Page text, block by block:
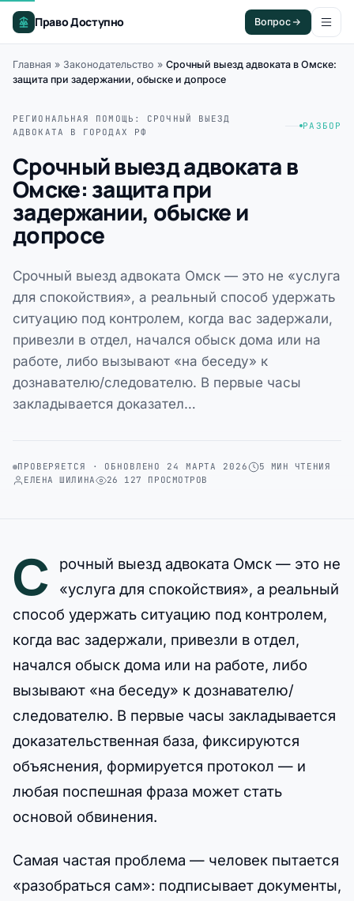
Право Доступно Вопрос
Главная » Законодательство » Срочный выезд адвоката в Омске:
защита при задержании, обыске и допросе
РЕГИОНАЛЬНАЯ ПОМОЩЬ: СРОЧНЫЙ ВЫЕЗД
АДВОКАТА В ГОРОДАХ РФ
РАЗБОР
Срочный выезд адвоката в
Омске: защита при
задержании, обыске и
допросе
Срочный выезд адвоката Омск — это не «услуга
для спокойствия», а реальный способ удержать
ситуацию под контролем, когда вас задержали,
привезли в отдел, начался обыск дома или на
работе, либо вызывают «на беседу» к
дознавателю/следователю. В первые часы
закладывается доказател…
ПРОВЕРЯЕТСЯ · ОБНОВЛЕНО 24 МАРТА 2026
5 МИН ЧТЕНИЯ
ЕЛЕНА ШИЛИНА
26 127 ПРОСМОТРОВ
С
рочный выезд адвоката Омск — это не
«услуга для спокойствия», а реальный
способ удержать ситуацию под контролем,
когда вас задержали, привезли в отдел,
начался обыск дома или на работе, либо
вызывают «на беседу» к дознавателю/
следователю. В первые часы закладывается
доказательственная база, фиксируются
объяснения, формируется протокол — и
любая поспешная фраза может стать
основой обвинения.
Самая частая проблема — человек пытается
«разобраться сам»: подписывает документы,